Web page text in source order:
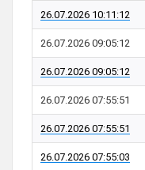
26.07.2026 10:11:12
26.07.2026 09:05:12
26.07.2026 09:05:12
26.07.2026 07:55:51
26.07.2026 07:55:51
26.07.2026 07:55:03